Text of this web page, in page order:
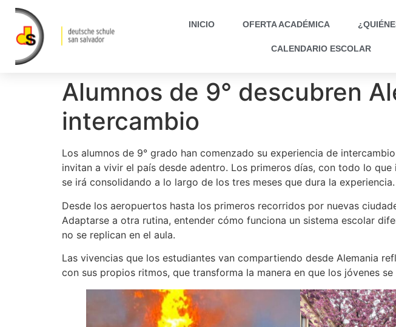
INICIO OFERTA ACADÉMICA
CALENDARIO ESCOLAR
Alumnos de 9° descubren
intercambio
Los alumnos de 9° grado han comenzado su experiencia de
invitan a vivir el país desde adentro. Los primeros días, con todo lo
se irá consolidando a lo largo de los tres meses que dura la experiencia.
Desde los aeropuertos hasta los primeros recorridos por nuevas
Adaptarse a otra rutina, entender cómo funciona un sistema escolar
no se replican en el aula.
Las vivencias que los estudiantes van compartiendo desde Alemania
con sus propios ritmos, que transforma la manera en que los jóvenes